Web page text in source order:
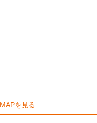
MAPを見る